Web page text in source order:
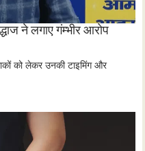
ने लगाए गंम्भीर आरोप
को लेकर उनकी टाइमिंग और